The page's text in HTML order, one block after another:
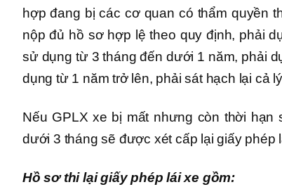
hợp đang bị các cơ quan có thẩm quyền
nộp đủ hồ sơ hợp lệ theo quy định, phải
sử dụng từ 3 tháng đến dưới 1 năm, phải
dụng từ 1 năm trở lên, phải sát hạch lại cả
Nếu GPLX xe bị mất nhưng còn thời
dưới 3 tháng sẽ được xét cấp lại giấy phép
Hồ sơ thi lại giấy phép lái xe gồm: